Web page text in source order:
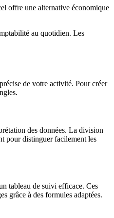
offre une alternative économique
au quotidien. Les
de votre activité. Pour créer
des données. La division
pour distinguer facilement les
tableau de suivi efficace. Ces
grâce à des formules adaptées.